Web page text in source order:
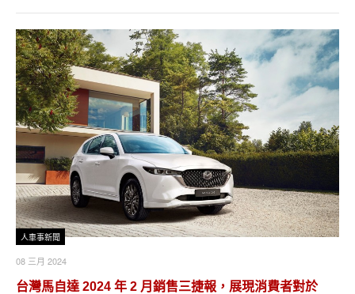
人車事新聞
08 三月 2024
台灣馬自達 2024 年 2 月銷售三捷報，展現消費者對於